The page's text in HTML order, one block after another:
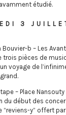
étudié.
3
Bouvier-b – Les
trois pièces de
voyage de
– Place Nansouty
du début des
“reviens-y” offert